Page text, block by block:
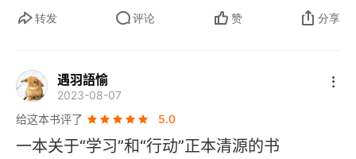
转发 评论 赞 分享
遇羽語愉
2023-08-07
给这本书评了
5.0
一本关于“学习”和“行动”正本清源的书